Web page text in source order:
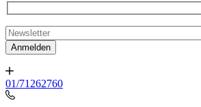
01/71262760